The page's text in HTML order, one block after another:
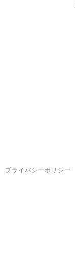
プライバシーポリシー